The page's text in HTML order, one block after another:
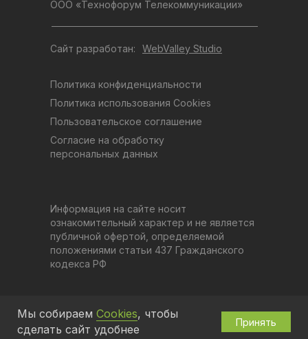
Информация на сайте носит
ознакомительный характер и не является
публичной офертой, определяемой
положениями статьи 437 Гражданского
кодекса РФ
Политика использования Cookies
Согласие на обработку
персональных данных
Пользовательское соглашение
Политика конфиденциальности
ООО «Технофорум Телекоммуникации»
Сайт разработан: WebValley Studio
Мы собираем Cookies, чтобы
сделать сайт удобнее
Принять